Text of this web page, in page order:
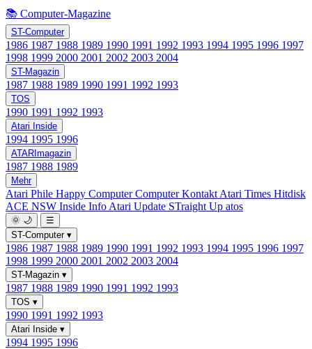
📚 Computer-Magazine
ST-Computer
1986 1987 1988 1989 1990 1991 1992 1993 1994 1995 1996 1997
1998 1999 2000 2001 2002 2003 2004
ST-Magazin
1987 1988 1989 1990 1991 1992 1993
TOS
1990 1991 1992 1993
Atari Inside
1994 1995 1996
ATARImagazin
1987 1988 1989
Mehr
Atari Phile Happy ComputerComputer Kontakt Atari Times Hitdisk
ACE NSW Inside Info Atari Update STraight Up atos
🌞 🌙
☰
ST-Computer ▾
1986 1987 1988 1989 1990 1991 1992 1993 1994 1995 1996 1997
1998 1999 2000 2001 2002 2003 2004
ST-Magazin ▾
1987 1988 1989 1990 1991 1992 1993
TOS ▾
1990 1991 1992 1993
Atari Inside ▾
1994 1995 1996